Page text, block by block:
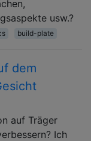
usw.?
build-plate
dem
auf Träger
Ich